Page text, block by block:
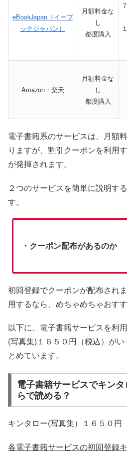
eBookJapan（イーブ
ックジャパン）
月額料金な
し
都度購入
Amazon・楽天
月額料金な
し
都度購入
電子書籍系のサービスは、月額
りますが、割引クーポンを利用
が発揮されます。
２つのサービスを簡単に説明す
す。
・クーポン配布があるのか
初回登録でクーポンが配布され
用するなら、めちゃめちゃおすす
以下に、電子書籍サービスを利
(写真集)１６５０円（税込）が
とめています。
電子書籍サービスでキン
らで読める？
キンタロー(写真集）１６５０円
各電子書籍サービスの初回登録